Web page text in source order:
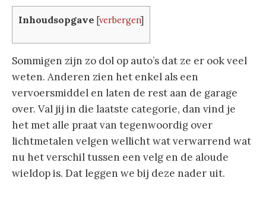
Inhoudsopgave [verbergen]
Sommigen zijn zo dol op auto’s dat ze er ook veel
weten. Anderen zien het enkel als een
vervoersmiddel en laten de rest aan de garage
over. Val jij in die laatste categorie, dan vind je
het met alle praat van tegenwoordig over
lichtmetalen velgen wellicht wat verwarrend wat
nu het verschil tussen een velg en de aloude
wieldop is. Dat leggen we bij deze nader uit.